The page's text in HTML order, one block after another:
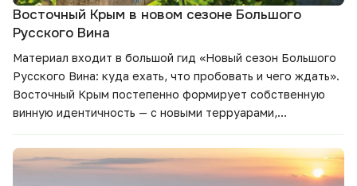
Восточный Крым в новом сезоне Большого
Русского Вина
Материал входит в большой гид «Новый сезон Большого
Русского Вина: куда ехать, что пробовать и чего ждать».
Восточный Крым постепенно формирует собственную
винную идентичность — с новыми терруарами,
регион в новом сезоне и какие вина помогут лучше
почувствовать его характер.